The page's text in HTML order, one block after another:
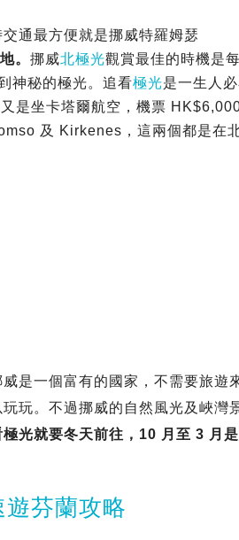
交通最方便就是挪威特羅姆瑟
。 挪威北極光觀賞最佳的時機是
神秘的極光。追看極光是一生人
是坐卡塔爾航空，機票 HK$6,000
及 Kirkenes，這兩個都是在
是一個富有的國家，不需要旅遊
玩。不過挪威的自然風光及峽灣
極光就要冬天前往，10 月至 3 月
芬蘭攻略